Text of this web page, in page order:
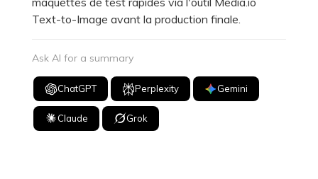
Text-to-Image avant la production finale.
Ask AI for a summary
ChatGPT Perplexity Gemini
Claude Grok